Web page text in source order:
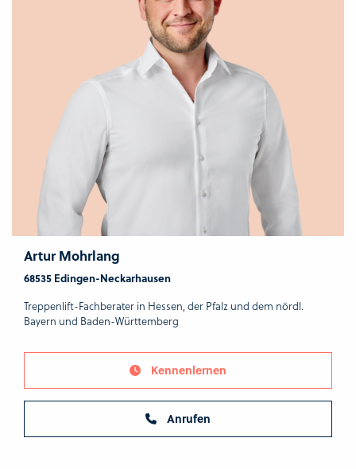
Artur Mohrlang
68535 Edingen-Neckarhausen
Treppenlift-Fachberater in Hessen, der Pfalz und dem nördl.
Bayern und Baden-Württemberg
Kennenlernen
Anrufen